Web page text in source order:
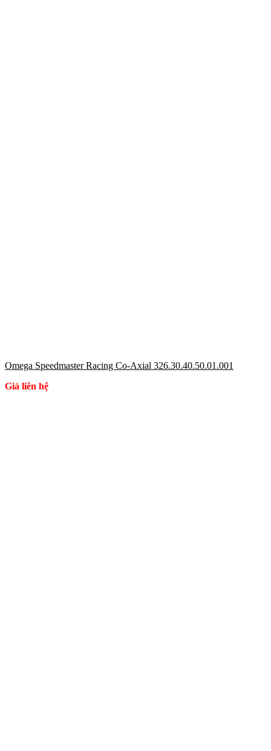
Omega Speedmaster Racing Co-Axial 326.30.40.50.01.001
Giá liên hệ